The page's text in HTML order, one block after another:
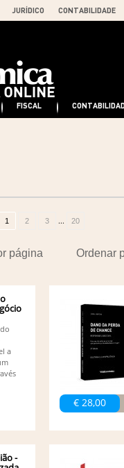
JURÍDICO CONTABILIDADE
FISCAL
1 2 3 ... 20
Ordenar
página
a
€ 28,00
-